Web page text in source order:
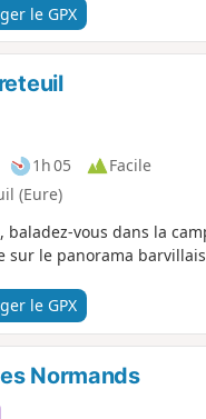
le GPX
1h 05
Facile
(Eure)
vous dans la
sur le panorama
le GPX
Normands